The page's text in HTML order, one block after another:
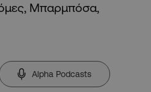
Μπαρμπόσα,
Alpha Podcasts